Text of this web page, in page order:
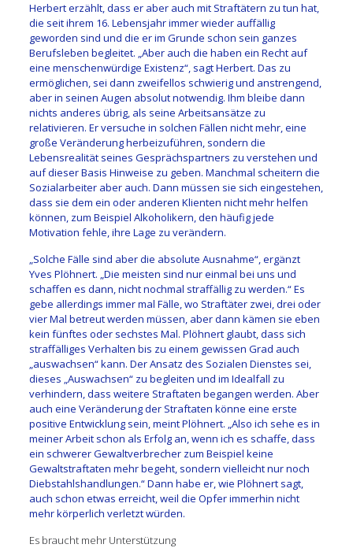
Herbert erzählt, dass er aber auch mit Straftätern zu tun hat,
die seit ihrem 16. Lebensjahr immer wieder auffällig
geworden sind und die er im Grunde schon sein ganzes
Berufsleben begleitet. „Aber auch die haben ein Recht auf
eine menschenwürdige Existenz“, sagt Herbert. Das zu
ermöglichen, sei dann zweifellos schwierig und anstrengend,
aber in seinen Augen absolut notwendig. Ihm bleibe dann
nichts anderes übrig, als seine Arbeitsansätze zu
relativieren. Er versuche in solchen Fällen nicht mehr, eine
große Veränderung herbeizuführen, sondern die
Lebensrealität seines Gesprächspartners zu verstehen und
auf dieser Basis Hinweise zu geben. Manchmal scheitern die
Sozialarbeiter aber auch. Dann müssen sie sich eingestehen,
dass sie dem ein oder anderen Klienten nicht mehr helfen
können, zum Beispiel Alkoholikern, den häufig jede
Motivation fehle, ihre Lage zu verändern.
„Solche Fälle sind aber die absolute Ausnahme“, ergänzt
Yves Plöhnert. „Die meisten sind nur einmal bei uns und
schaffen es dann, nicht nochmal straffällig zu werden.“ Es
gebe allerdings immer mal Fälle, wo Straftäter zwei, drei oder
vier Mal betreut werden müssen, aber dann kämen sie eben
kein fünftes oder sechstes Mal. Plöhnert glaubt, dass sich
straffälliges Verhalten bis zu einem gewissen Grad auch
„auswachsen“ kann. Der Ansatz des Sozialen Dienstes sei,
dieses „Auswachsen“ zu begleiten und im Idealfall zu
verhindern, dass weitere Straftaten begangen werden. Aber
auch eine Veränderung der Straftaten könne eine erste
positive Entwicklung sein, meint Plöhnert. „Also ich sehe es in
meiner Arbeit schon als Erfolg an, wenn ich es schaffe, dass
ein schwerer Gewaltverbrecher zum Beispiel keine
Gewaltstraftaten mehr begeht, sondern vielleicht nur noch
Diebstahlshandlungen.“ Dann habe er, wie Plöhnert sagt,
auch schon etwas erreicht, weil die Opfer immerhin nicht
mehr körperlich verletzt würden.
Es braucht mehr Unterstützung